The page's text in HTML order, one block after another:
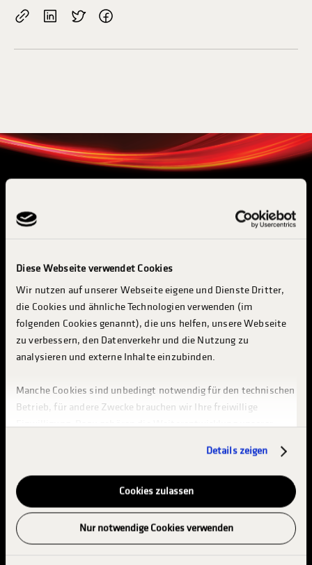
Diese Webseite verwendet Cookies
Wir nutzen auf unserer Webseite eigene und Dienste Dritter,
die Cookies und ähnliche Technologien verwenden (im
folgenden Cookies genannt), die uns helfen, unsere Webseite
zu verbessern, den Datenverkehr und die Nutzung zu
analysieren und externe Inhalte einzubinden.
Manche Cookies sind unbedingt notwendig für den technischen
Betrieb, für andere Zwecke brauchen wir Ihre freiwillige
die Werbung auf Basis von Pseudonymen und die Bildung und
Anreicherung von pseudonymen Nutzerprofilen, um Werbung
auf unseren und dritten Webseiten anzuzeigen.
Bitte beachten Sie, dass einzelne Empfänger Ihre Daten
möglicherweise in Länder über mitteln, in denen kein der
Details zeigen
Cookies zulassen
Nur notwendige Cookies verwenden
INFOS ZUM EVENT
RACING & RENNSERIEN
KONZERTE & ENTERTAINMENT
MESSE & INDUSTRY
BESUCH PLANEN
INFO & SERVICES
TRUCKER CAMP
ABOUT TGP
GEWINNSPIEL